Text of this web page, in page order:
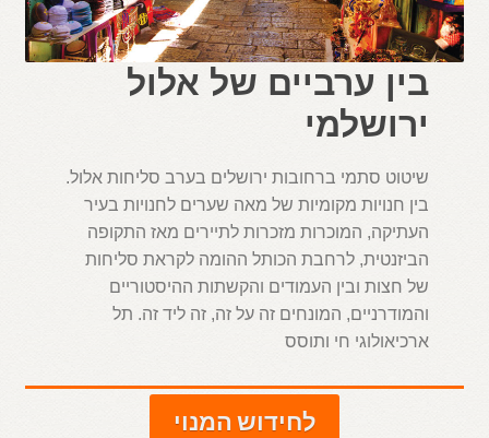
בין ערביים של אלול
ירושלמי
שיטוט סתמי ברחובות ירושלים בערב סליחות אלול.
בין חנויות מקומיות של מאה שערים לחנויות בעיר
העתיקה, המוכרות מזכרות לתיירים מאז התקופה
הביזנטית, לרחבת הכותל ההומה לקראת סליחות
של חצות ובין העמודים והקשתות ההיסטוריים
והמודרניים, המונחים זה על זה, זה ליד זה. תל
ארכיאולוגי חי ותוסס
לחידוש המנוי